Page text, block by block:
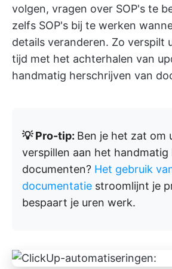
volgen, vragen over SOP's te
zelfs SOP's bij te werken
details veranderen. Zo verspilt
tijd met het achterhalen van
handmatig herschrijven van
💡 Pro-tip: Ben je het zat om
verspillen aan het handmatig
documenten? Het gebruik
documentatie stroomlijnt je
bespaart je uren werk.